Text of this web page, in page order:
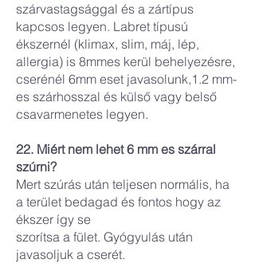
szárvastagsággal és a zártípus
kapcsos legyen. Labret típusú
ékszernél (klimax, slim, máj, lép,
allergia) is 8mmes kerül behelyezésre,
cserénél 6mm eset javasolunk,1.2 mm-
es szárhosszal és külső vagy belső
csavarmenetes legyen.
22. Miért nem lehet 6 mm es szárral
szúrni?
Mert szúrás után teljesen normális, ha
a terület bedagad és fontos hogy az
ékszer így se
szorítsa a fület. Gyógyulás után
javasoljuk a cserét.